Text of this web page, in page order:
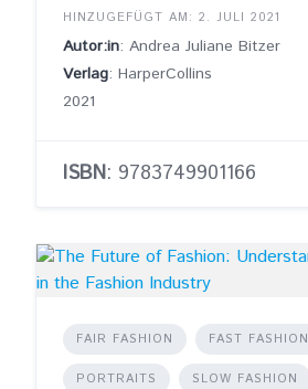
HINZUGEFÜGT AM: 2. JULI 2021
Autor:in: Andrea Juliane Bitzer
Verlag: HarperCollins
2021
ISBN: 9783749901166
FAIR FASHION FAST FASHION
PORTRAITS SLOW FASHION